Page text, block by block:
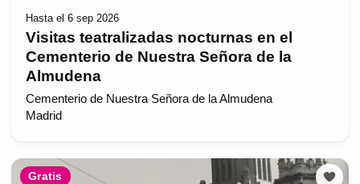
Hasta el 6 sep 2026
Visitas teatralizadas nocturnas en el
Cementerio de Nuestra Señora de la
Almudena
Cementerio de Nuestra Señora de la Almudena
Madrid
Gratis